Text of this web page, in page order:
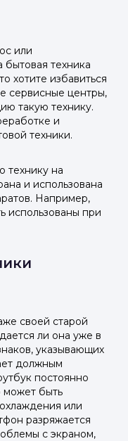
или
техника
хотите избавиться
сервисные центры,
такую технику.
и
техники.
технику на
и использована
Например,
использованы при
своей старой
ли она уже в
указывающих
должным
постоянно
может быть
или
разряжается
с экраном,